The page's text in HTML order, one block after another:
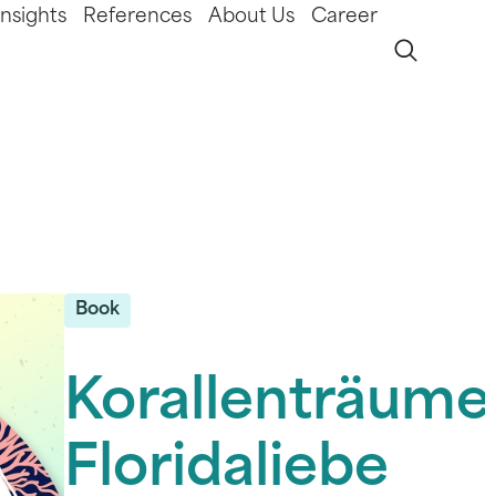
Insights References About Us Career
Book
Floridaliebe